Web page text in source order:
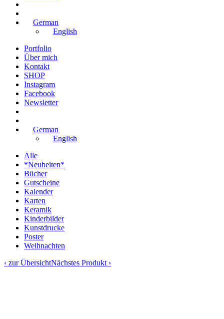
German
English
Portfolio
Über mich
Kontakt
SHOP
Instagram
Facebook
Newsletter
German
English
Alle
*Neuheiten*
Bücher
Gutscheine
Kalender
Karten
Keramik
Kinderbilder
Kunstdrucke
Poster
Weihnachten
‹ zur ÜbersichtNächstes Produkt ›